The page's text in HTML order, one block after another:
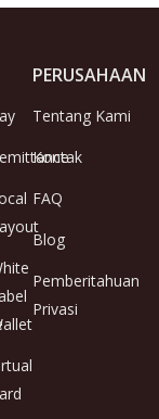
PERUSAHAAN
Tentang Kami
Kontak
FAQ
Blog
Pemberitahuan
Privasi